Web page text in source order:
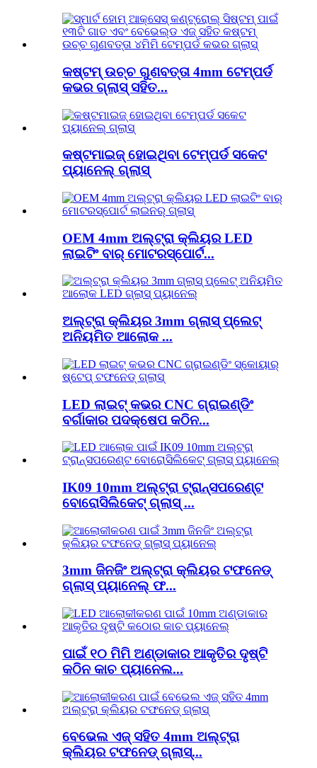
କଷ୍ଟମ୍ ଉଚ୍ଚ ଗୁଣବତ୍ତା 4mm ଟେମ୍ପର୍ଡ
କଭର ଗ୍ଲାସ୍ ସହିତ...
କଷ୍ଟମାଇଜ୍ ହୋଇଥିବା ଟେମ୍ପର୍ଡ ସକେଟ
ପ୍ୟାନେଲ୍ ଗ୍ଲାସ୍
OEM 4mm ଅଲ୍ଟ୍ରା କ୍ଲିୟର LED
ଲାଇଟିଂ ବାର୍ ମୋଟରସ୍ପୋର୍ଟ...
ଅଲ୍ଟ୍ରା କ୍ଲିୟର 3mm ଗ୍ଲାସ୍ ପ୍ଲେଟ୍
ଅନିୟମିତ ଆଲୋକ ...
LED ଲାଇଟ୍ କଭର CNC ଗ୍ରାଇଣ୍ଡିଂ
ବର୍ଗାକାର ପଦକ୍ଷେପ କଠିନ...
IK09 10mm ଅଲ୍ଟ୍ରା ଟ୍ରାନ୍ସପରେଣ୍ଟ
ବୋରୋସିଲିକେଟ୍ ଗ୍ଲାସ୍ ...
3mm ଜିନଜିଂ ଅଲ୍ଟ୍ରା କ୍ଲିୟର ଟଫନେଡ୍
ଗ୍ଲାସ୍ ପ୍ୟାନେଲ୍ ଫ...
ପାଇଁ ୧୦ ମିମି ଅଣ୍ଡାକାର ଆକୃତିର ଦୃଷ୍ଟି
କଠିନ କାଚ ପ୍ୟାନେଲ...
ବେଭେଲ ଏଜ୍ ସହିତ 4mm ଅଲ୍ଟ୍ରା
କ୍ଲିୟର ଟଫନେଡ୍ ଗ୍ଲାସ୍...